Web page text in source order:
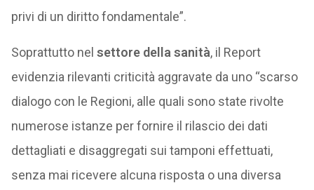
privi di un diritto fondamentale”.
Soprattutto nel settore della sanità, il Report
evidenzia rilevanti criticità aggravate da uno “scarso
dialogo con le Regioni, alle quali sono state rivolte
numerose istanze per fornire il rilascio dei dati
dettagliati e disaggregati sui tamponi effettuati,
senza mai ricevere alcuna risposta o una diversa